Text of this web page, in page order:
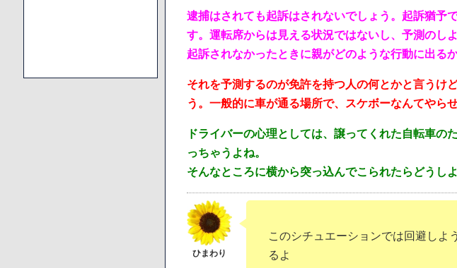
逮捕はされても起訴はされないでしょう。起訴猶予
す。運転席からは見える状況ではないし、予測のし
起訴されなかったときに親がどのような行動に出る
それを予測するのが免許を持つ人の何とかと言うけ
う。一般的に車が通る場所で、スケボーなんてやら
ドライバーの心理としては、譲ってくれた自転車の
っちゃうよね。
そんなところに横から突っ込んでこられたらどうし
このシチュエーションでは回避しよ
るよ